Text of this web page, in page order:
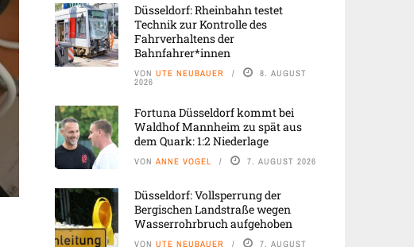
Düsseldorf: Rheinbahn testet
Technik zur Kontrolle des
Fahrverhaltens der
Bahnfahrer*innen
VON UTE NEUBAUER 8. AUGUST
2026
Fortuna Düsseldorf kommt bei
Waldhof Mannheim zu spät aus
dem Quark: 1:2 Niederlage
VON ANNE VOGEL 7. AUGUST 2026
Düsseldorf: Vollsperrung der
Bergischen Landstraße wegen
Wasserrohrbruch aufgehoben
VON UTE NEUBAUER 7. AUGUST